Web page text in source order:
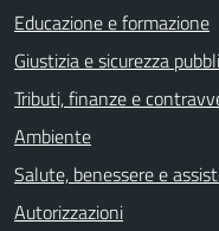
Educazione e formazione
Giustizia e sicurezza
Tributi, finanze e
Ambiente
Salute, benessere e
Autorizzazioni